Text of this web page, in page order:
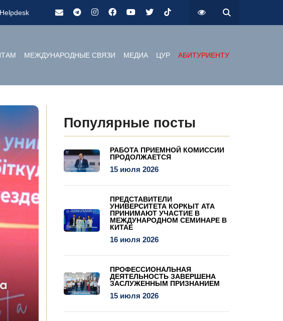
Helpdesk
МЕЖДУНАРОДНЫЕ СВЯЗИ МЕДИА ЦУР АБИТУРИЕНТУ
Популярные посты
РАБОТА ПРИЕМНОЙ КОМИССИИ
ПРОДОЛЖАЕТСЯ
15 июля 2026
ПРЕДСТАВИТЕЛИ
УНИВЕРСИТЕТА КОРКЫТ АТА
ПРИНИМАЮТ УЧАСТИЕ В
МЕЖДУНАРОДНОМ СЕМИНАРЕ В
КИТАЕ
16 июля 2026
ПРОФЕССИОНАЛЬНАЯ
ДЕЯТЕЛЬНОСТЬ ЗАВЕРШЕНА
ЗАСЛУЖЕННЫМ ПРИЗНАНИЕМ
15 июля 2026